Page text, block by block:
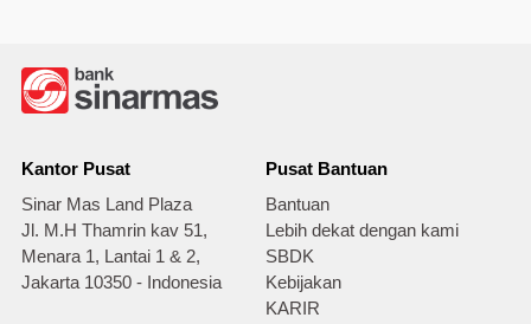
Kantor Pusat
Sinar Mas Land Plaza
Jl. M.H Thamrin kav 51,
Menara 1, Lantai 1 & 2,
Jakarta 10350 - Indonesia
Pusat Bantuan
Bantuan
Lebih dekat dengan kami
SBDK
Kebijakan
KARIR